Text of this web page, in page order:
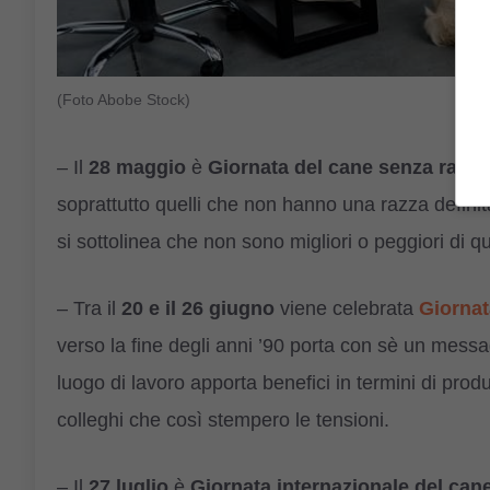
(Foto Abobe Stock)
– Il 28 maggio è Giornata del cane senza razza
soprattutto quelli che non hanno una razza
si sottolinea che non sono migliori o peggiori di
– Tra il 20 e il 26 giugno viene celebrata
verso la fine degli anni ’90 porta con sè un
luogo di lavoro apporta benefici in termini di
colleghi che così stempero le tensioni.